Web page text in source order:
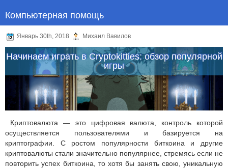
Компьютерная помощь
Январь 30th, 2018 Михаил Вавилов
Начинаем играть в Cryptokitties: обзор популярной
игры
Криптовалюта — это цифровая валюта, контроль которой
осуществляется пользователями и базируется на
криптографии. С ростом популярности биткоина и другие
криптовалюты стали значительно популярнее, стремясь если не
повторить успех биткоина, то хотя бы занять свою, уникальную